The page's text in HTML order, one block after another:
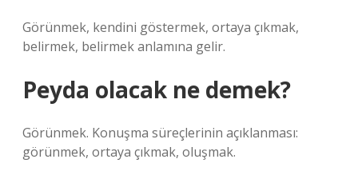
Görünmek, kendini göstermek, ortaya çıkmak,
belirmek, belirmek anlamına gelir.
Peyda olacak ne demek?
Görünmek. Konuşma süreçlerinin açıklanması:
görünmek, ortaya çıkmak, oluşmak.